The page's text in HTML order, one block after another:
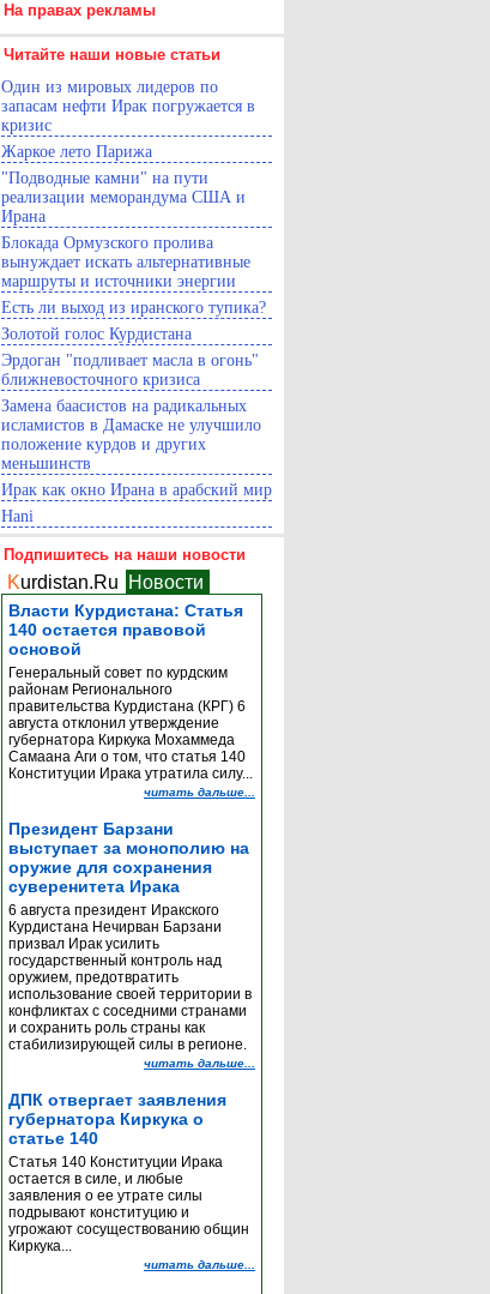
На правах рекламы
Читайте наши новые статьи
Один из мировых лидеров по
запасам нефти Ирак погружается в
кризис
Жаркое лето Парижа
"Подводные камни" на пути
реализации меморандума США и
Ирана
Блокада Ормузского пролива
вынуждает искать альтернативные
маршруты и источники энергии
Есть ли выход из иранского тупика?
Золотой голос Курдистана
Эрдоган "подливает масла в огонь"
ближневосточного кризиса
Замена баасистов на радикальных
исламистов в Дамаске не улучшило
положение курдов и других
меньшинств
Ирак как окно Ирана в арабский мир
Hani
Подпишитесь на наши новости
Kurdistan.Ru Новости
Власти Курдистана: Статья
140 остается правовой
основой
Генеральный совет по курдским
районам Регионального
правительства Курдистана (КРГ) 6
августа отклонил утверждение
губернатора Киркука Мохаммеда
Самаана Аги о том, что статья 140
Конституции Ирака утратила силу...
читать дальше...
Президент Барзани
выступает за монополию на
оружие для сохранения
суверенитета Ирака
6 августа президент Иракского
Курдистана Нечирван Барзани
призвал Ирак усилить
государственный контроль над
оружием, предотвратить
использование своей территории в
конфликтах с соседними странами
и сохранить роль страны как
стабилизирующей силы в регионе.
читать дальше...
ДПК отвергает заявления
губернатора Киркука о
статье 140
Статья 140 Конституции Ирака
остается в силе, и любые
заявления о ее утрате силы
подрывают конституцию и
угрожают сосуществованию общин
Киркука...
читать дальше...